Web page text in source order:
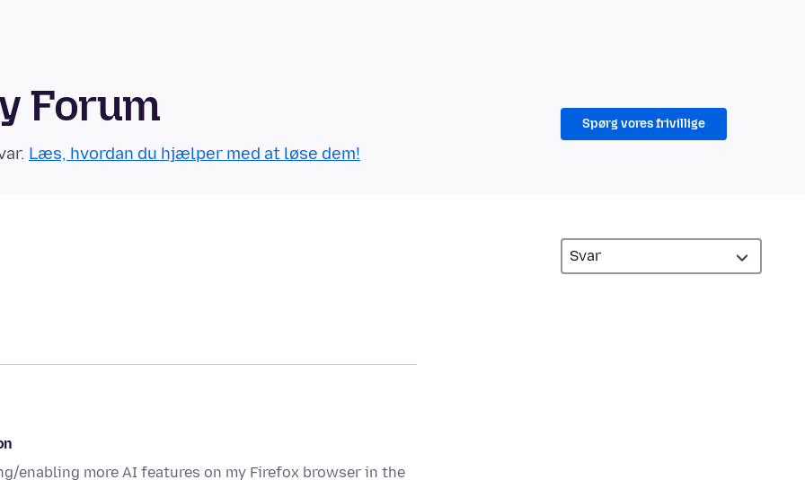
Forum
Læs, hvordan du hjælper med at løse dem!
Spørg vores frivillige
enabling more AI features on my Firefox browser in the